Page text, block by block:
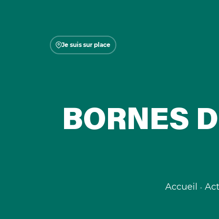
Je suis sur place
BORNES
Accueil